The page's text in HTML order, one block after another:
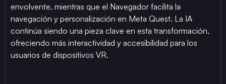
envolvente, mientras que el Navegador facilita la
navegación y personalización en Meta Quest. La IA
continúa siendo una pieza clave en esta transformación,
ofreciendo más interactividad y accesibilidad para los
usuarios de dispositivos VR.